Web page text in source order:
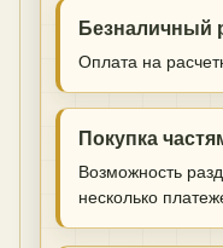
Безналичный
Оплата на
Покупка
Возможность
несколько